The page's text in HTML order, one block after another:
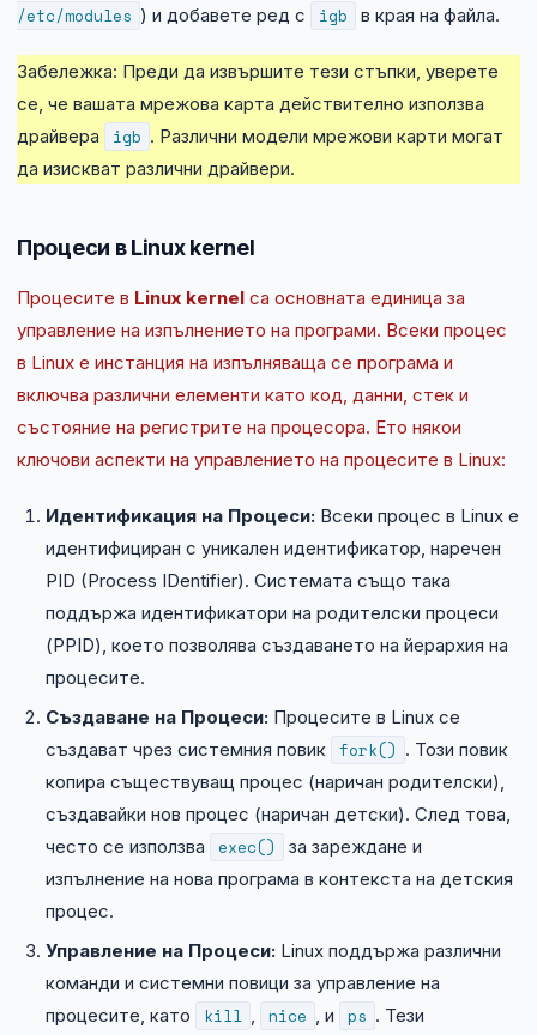
/etc/modules ) и добавете ред с igb в края на файла.
Забележка: Преди да извършите тези стъпки, уверете
се, че вашата мрежова карта действително използва
драйвера
igb . Различни модели мрежови карти могат
да изискват различни драйвери.
Процеси в Linux kernel
Процесите в Linux kernel са основната единица за
управление на изпълнението на програми. Всеки процес
в Linux е инстанция на изпълняваща се програма и
включва различни елементи като код, данни, стек и
състояние на регистрите на процесора. Ето някои
ключови аспекти на управлението на процесите в Linux:
Идентификация на Процеси: Всеки процес в Linux е
идентифициран с уникален идентификатор, наречен
PID (Process IDentifier). Системата също така
поддържа идентификатори на родителски процеси
(PPID), което позволява създаването на йерархия на
процесите.
Създаване на Процеси: Процесите в Linux се
създават чрез системния повик fork() . Този повик
копира съществуващ процес (наричан родителски),
създавайки нов процес (наричан детски). След това,
често се използва
exec()
за зареждане и
изпълнение на нова програма в контекста на детския
процес.
Управление на Процеси: Linux поддържа различни
команди и системни повици за управление на
процесите, като
kill , nice , и ps . Тези